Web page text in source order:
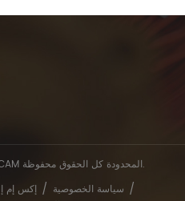
حقوق النشر © 2026 شيامن BSCAM المحدودة كل الحقوق محفوظة.
إكس إم / سياسة الخصوصية /